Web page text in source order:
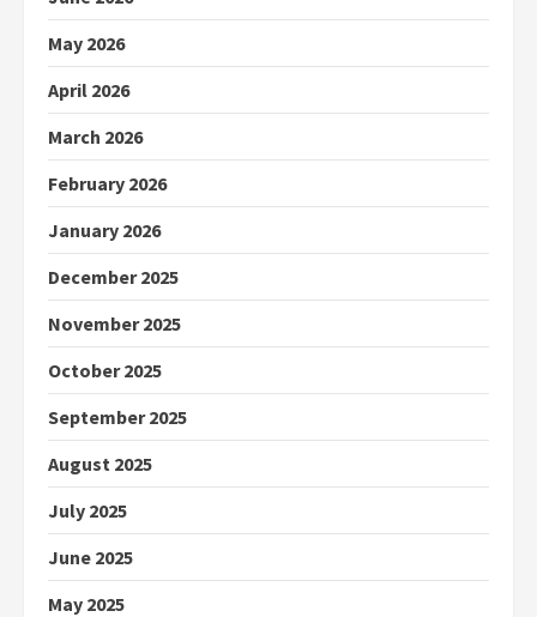
May 2026
April 2026
March 2026
February 2026
January 2026
December 2025
November 2025
October 2025
September 2025
August 2025
July 2025
June 2025
May 2025